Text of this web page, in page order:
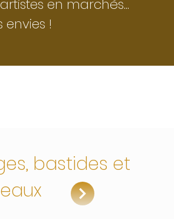
en marchés...
!
bastides et